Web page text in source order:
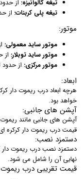
تیغه گالوانیزه: از حدود 1.4 تا 1.6 میلیون تومان برای
تیغه پلی کربنات: از حدود 1.8 تا 2 میلیون
موتور:
موتور ساید معمولی:
موتور ساید توبلار: از حدود 2
موتور مرکزی: از حدود 3 تا 4 میلیون تومان
ابعاد:
هرچه ابعاد درب ریموت دار
خواهد بود.
آپشن های جانبی:
آپشن های جانبی مانند
قیمت درب ریموت دار کرکره
دستمزد نصب:
نهایی آن را شامل می شود.
قیمت تقریبی درب ریموت